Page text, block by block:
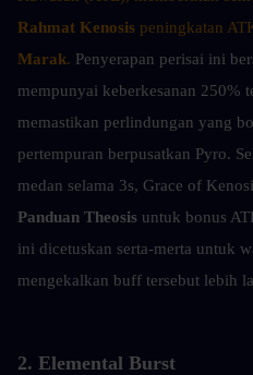
Rahmat Kenosis peningkatan
Marak. Penyerapan perisai ini
mempunyai keberkesanan 250%
memastikan perlindungan yang
pertempuran berpusatkan Pyro.
Panduan Theosis untuk bonus
ini dicetuskan serta-merta untuk
mengekalkan buff tersebut lebih
2. Elemental Burst